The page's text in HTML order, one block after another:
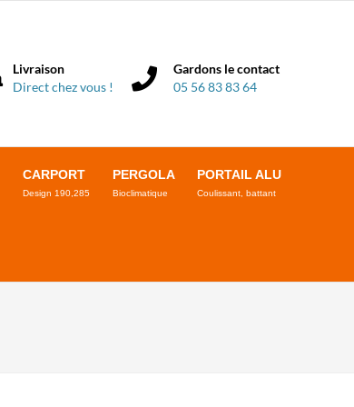
Livraison
Direct chez vous !
Gardons le contact
05 56 83 83 64
CARPORT
Design 190,285
PERGOLA
Bioclimatique
PORTAIL ALU
Coulissant, battant